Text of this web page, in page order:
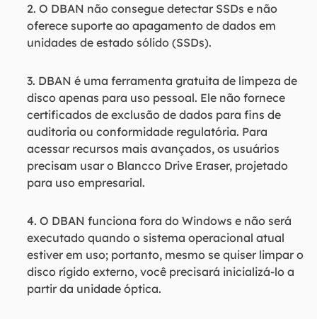
2. O DBAN não consegue detectar SSDs e não
oferece suporte ao apagamento de dados em
unidades de estado sólido (SSDs).
3. DBAN é uma ferramenta gratuita de limpeza de
disco apenas para uso pessoal. Ele não fornece
certificados de exclusão de dados para fins de
auditoria ou conformidade regulatória. Para
acessar recursos mais avançados, os usuários
precisam usar o Blancco Drive Eraser, projetado
para uso empresarial.
4. O DBAN funciona fora do Windows e não será
executado quando o sistema operacional atual
estiver em uso; portanto, mesmo se quiser limpar o
disco rígido externo, você precisará inicializá-lo a
partir da unidade óptica.